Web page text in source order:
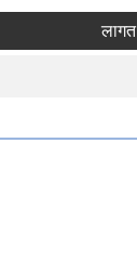
लागत